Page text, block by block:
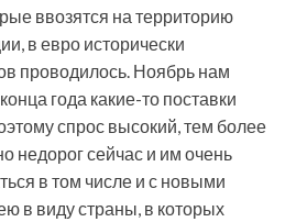
ввозятся на территорию
в евро исторически
проводилось. Ноябрь нам
года какие-то поставки
спрос высокий, тем более
недорог сейчас и им очень
в том числе и с новыми
в виду страны, в которых